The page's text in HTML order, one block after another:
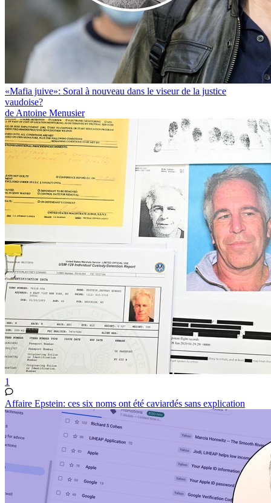
«Mafia juive»: Soral à nouveau dans le viseur de la justice
vaudoise?
de Antoine Menusier
1
Affaire Epstein: ces six noms ont été caviardés sans explication